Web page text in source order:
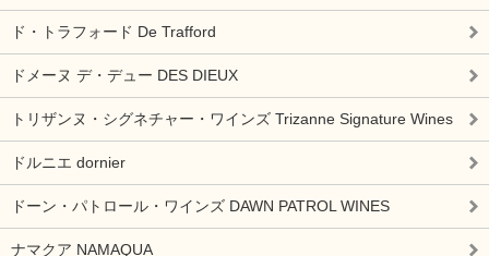
ド・トラフォード De Trafford
ドメーヌ デ・デュー DES DIEUX
トリザンヌ・シグネチャー・ワインズ Trizanne Signature Wines
ドルニエ dornier
ドーン・パトロール・ワインズ DAWN PATROL WINES
ナマクア NAMAQUA